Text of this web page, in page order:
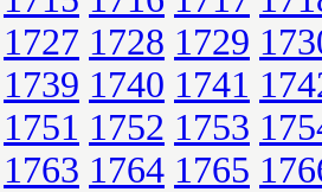
1727 1728 1729
1739 1740 1741
1751 1752 1753
1763 1764 1765